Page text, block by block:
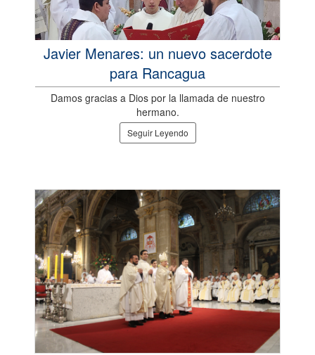
Javier Menares: un nuevo sacerdote
para Rancagua
Damos gracias a Dios por la llamada de nuestro
hermano.
Seguir Leyendo